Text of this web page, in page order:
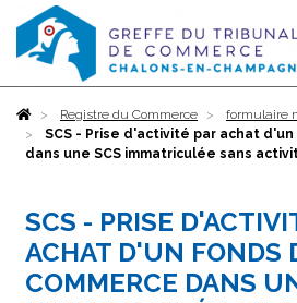
AccueilRegistre du Commerce
formulaire
SCS - Prise d'activité par achat
dans une SCS immatriculée sans
SCS - PRISE
ACHAT D'UN FONDS
COMMERCE DANS